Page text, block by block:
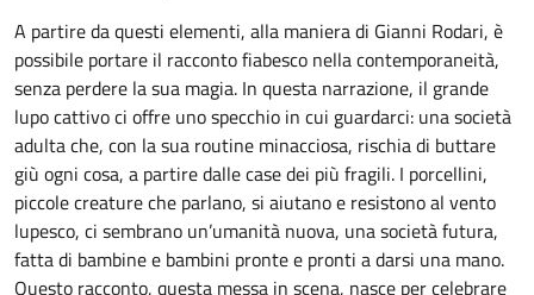
A partire da questi elementi, alla maniera di Gianni Rodari, è
possibile portare il racconto fiabesco nella contemporaneità,
senza perdere la sua magia. In questa narrazione, il grande
lupo cattivo ci offre uno specchio in cui guardarci: una società
adulta che, con la sua routine minacciosa, rischia di buttare
giù ogni cosa, a partire dalle case dei più fragili. I porcellini,
piccole creature che parlano, si aiutano e resistono al vento
lupesco, ci sembrano un’umanità nuova, una società futura,
fatta di bambine e bambini pronte e pronti a darsi una mano.
Questo racconto, questa messa in scena, nasce per celebrare